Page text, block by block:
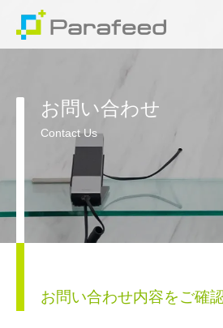
お問い合わせ
Contact Us
お問い合わせ内容をご確